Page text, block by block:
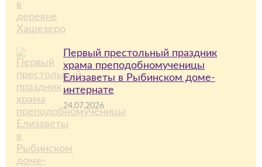
Первый престольный праздник
храма преподобномученицы
Елизаветы в Рыбинском доме-
интернате
24.07.2026